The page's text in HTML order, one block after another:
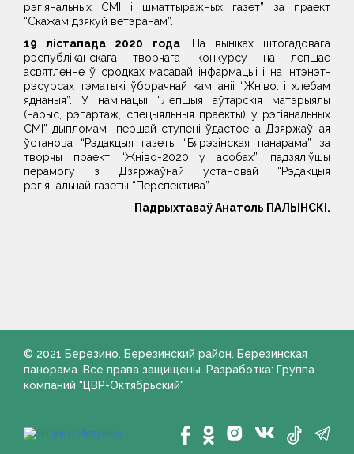
рэгіянальных СМІ і шматтыражных газет” за праект
“Скажам дзякуй ветэранам”.
19 лістапада 2020 года. Па выніках штогадовага
рэспубліканскага творчага конкурсу на лепшае
асвятленне ў сродках масавай інфармацыі і на Інтэнэт-
рэсурсах тэматыкі ўборачнай кампаніі “Жніво: і хлебам
яднаныя”. У намінацыі “Лепшыя аўтарскія матэрыялы
(нарыс, рэпартаж, спецыяльныя праекты) у рэгіянальных
СМІ” дыпломам першай ступені ўдастоена Дзяржаўная
ўстанова “Рэдакцыя газеты “Бярэзінская панарама” за
творчы праект “Жніво-2020 у асобах”, падзяліўшы
перамогу з Дзяржаўнай установай “Рэдакцыя
рэгіянальнай газеты “Перспектива”.
Падрыхтаваў Анатоль ПАЛЫНСКІ.
© 2021 Березино. Березинский район. Березинская
панорама. Все права защищены. Разработка: Группа
компаний "ЦВР-Октябрьский"